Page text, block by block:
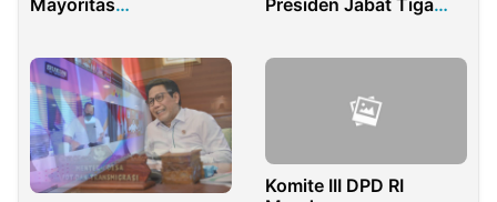
Mayoritas
Presiden Jabat Tiga
Komite III DPD RI